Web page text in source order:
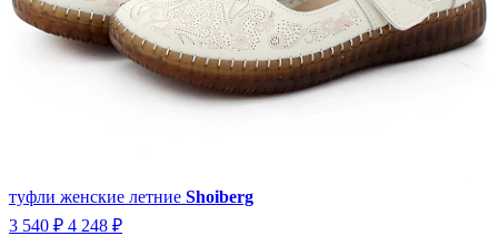
туфли женские летние Shoiberg
3 540 ₽ 4 248 ₽